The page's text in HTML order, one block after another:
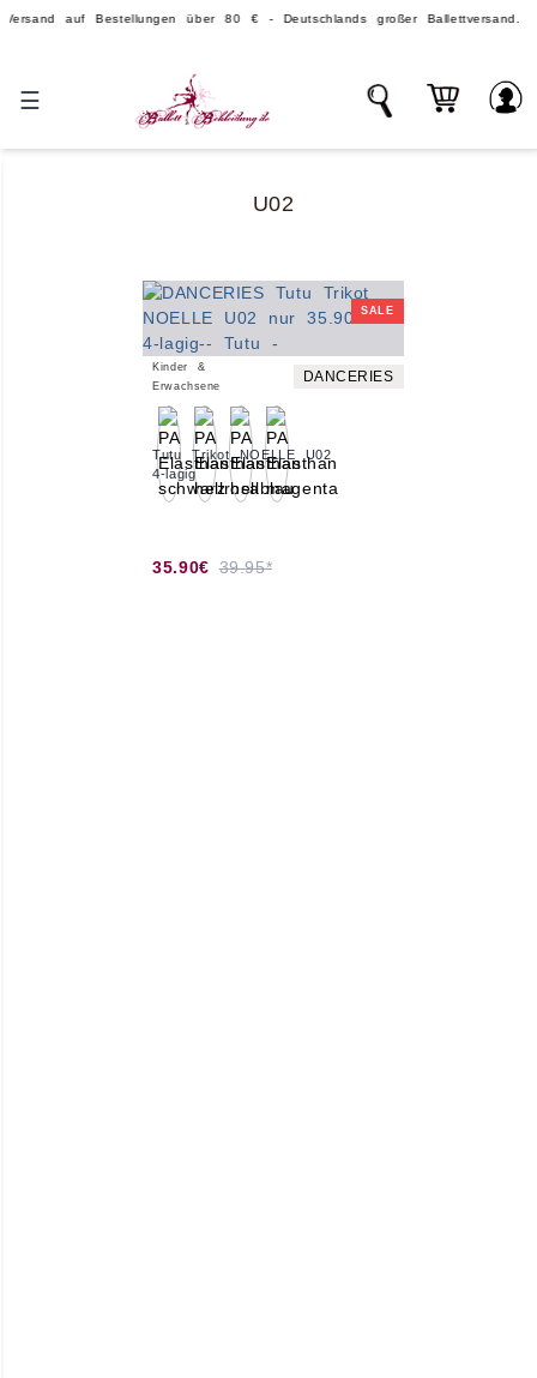
auf Bestellungen über 80 € - Deutschlands großer Ballettversand.
☰
U02
SALE
Kinder &
Erwachsene
DANCERIES
Tutu Trikot NOELLE U02
4-lagig
35.90€ 39.95*